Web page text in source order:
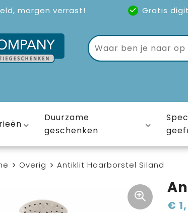
morgen verrast! Gratis
reviews(4,6/5)
Duurzame
geschenken
Overig Antiklit Haarborstel Siland
€